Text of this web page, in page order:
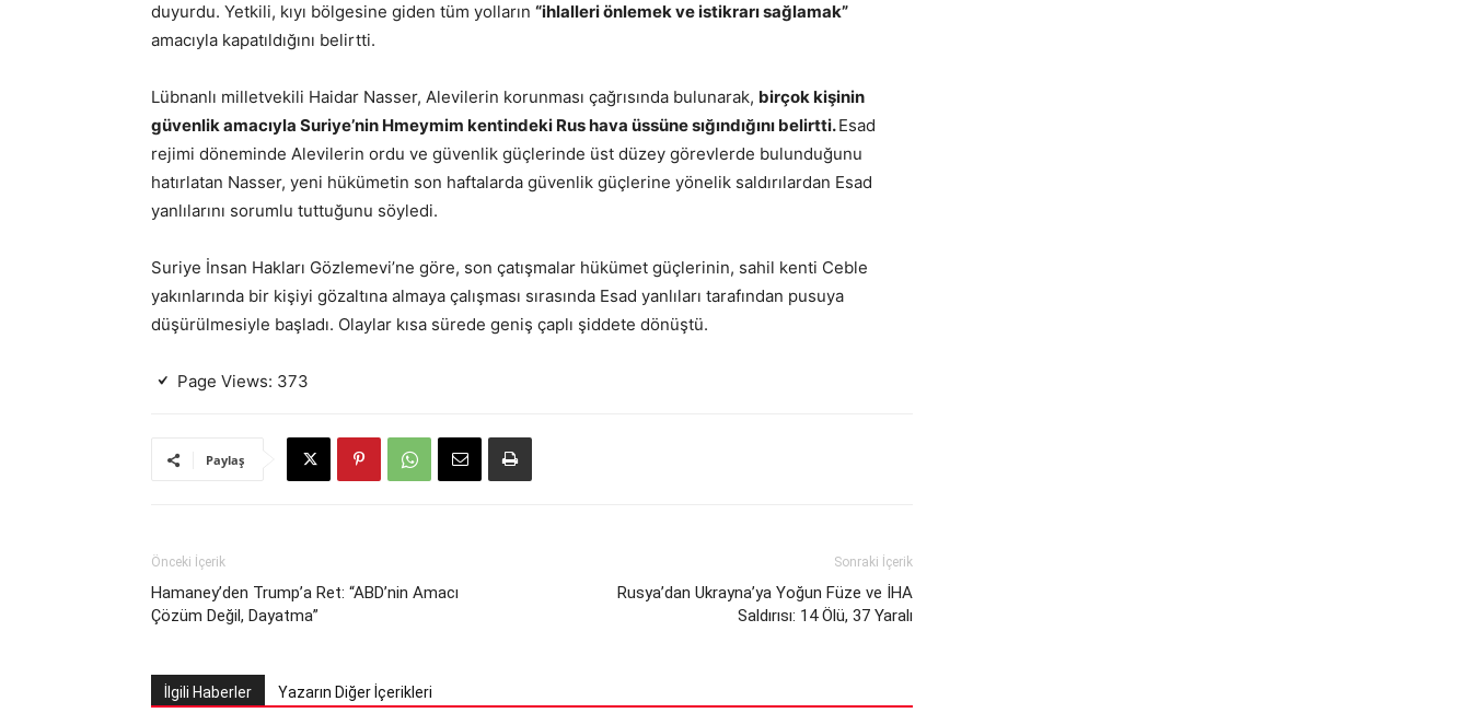
duyurdu. Yetkili, kıyı bölgesine giden tüm yolların “ihlalleri önlemek ve istikrarı sağlamak”
amacıyla kapatıldığını belirtti.
Lübnanlı milletvekili Haidar Nasser, Alevilerin korunması çağrısında bulunarak, birçok kişinin
güvenlik amacıyla Suriye’nin Hmeymim kentindeki Rus hava üssüne sığındığını belirtti.Esad
rejimi döneminde Alevilerin ordu ve güvenlik güçlerinde üst düzey görevlerde bulunduğunu
hatırlatan Nasser, yeni hükümetin son haftalarda güvenlik güçlerine yönelik saldırılardan Esad
yanlılarını sorumlu tuttuğunu söyledi.
Suriye İnsan Hakları Gözlemevi’ne göre, son çatışmalar hükümet güçlerinin, sahil kenti Ceble
yakınlarında bir kişiyi gözaltına almaya çalışması sırasında Esad yanlıları tarafından pusuya
düşürülmesiyle başladı. Olaylar kısa sürede geniş çaplı şiddete dönüştü.
Page Views: 373
Paylaş
Önceki İçerik
Hamaney’den Trump’a Ret: “ABD’nin Amacı
Çözüm Değil, Dayatma”
Sonraki İçerik
Rusya’dan Ukrayna’ya Yoğun Füze ve İHA
Saldırısı: 14 Ölü, 37 Yaralı
İlgili Haberler Yazarın Diğer İçerikleri